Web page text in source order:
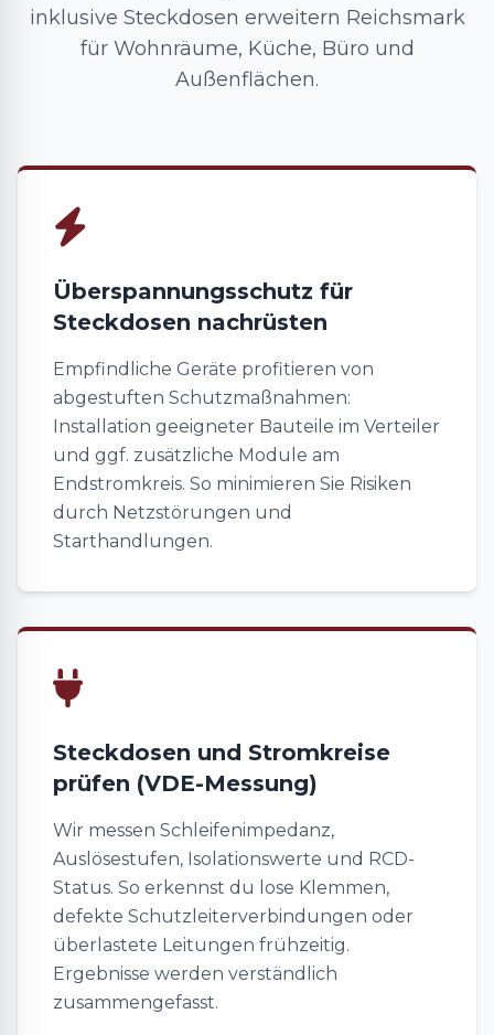
inklusive Steckdosen erweitern Reichsmark
für Wohnräume, Küche, Büro und
Außenflächen.
Überspannungsschutz für
Steckdosen nachrüsten
Empfindliche Geräte profitieren von
abgestuften Schutzmaßnahmen:
Installation geeigneter Bauteile im Verteiler
und ggf. zusätzliche Module am
Endstromkreis. So minimieren Sie Risiken
durch Netzstörungen und
Starthandlungen.
Steckdosen und Stromkreise
prüfen (VDE-Messung)
Wir messen Schleifenimpedanz,
Auslösestufen, Isolationswerte und RCD-
Status. So erkennst du lose Klemmen,
defekte Schutzleiterverbindungen oder
überlastete Leitungen frühzeitig.
Ergebnisse werden verständlich
zusammengefasst.